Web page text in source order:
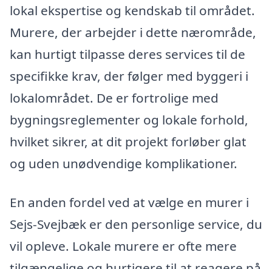
lokal ekspertise og kendskab til området.
Murere, der arbejder i dette nærområde,
kan hurtigt tilpasse deres services til de
specifikke krav, der følger med byggeri i
lokalområdet. De er fortrolige med
bygningsreglementer og lokale forhold,
hvilket sikrer, at dit projekt forløber glat
og uden unødvendige komplikationer.
En anden fordel ved at vælge en murer i
Sejs-Svejbæk er den personlige service, du
vil opleve. Lokale murere er ofte mere